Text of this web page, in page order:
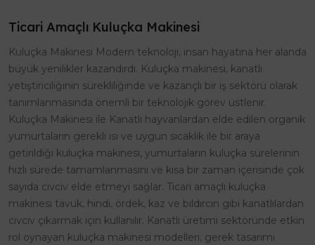
Ticari Amaçlı Kuluçka Makinesi
Kuluçka Makinesi Modern teknoloji, insan hayatına her alanda
büyük yenilikler kazandırdı. Kuluçka makinesi, kanatlı
yetiştiriciliğinin sürekliliğinde ve kazançlı bir iş sektörü olarak
tanımlanmasında önemli bir teknolojik görev üstlenir.
Kuluçka Makinesi ile Kanatlı hayvanlardan elde edilen organik
yumurtaların gerekli ısı ve uygun sıcaklık ile bir araya
getirildiği kuluçka makinesi, yumurtaların kuluçka sürelerinin
hızlı sürede tamamlanmasını ve kısa bir zaman içerisinde çok
sayıda civciv elde etmeyi sağlar. Ticari amaçlı kuluçka
makinesi tavuk, hindi, ördek, kaz ve bıldırcın gibi kanatlılardan
civciv çıkarmak için kullanılır. Kanatlı üretimi sektöründe etkin
rol oynayan kuluçka makinesi modelleri, gerek tasarımı